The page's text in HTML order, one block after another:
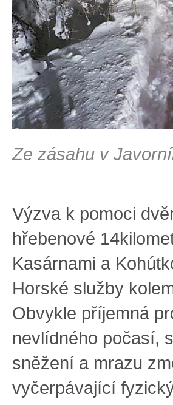
Ze zásahu v
Výzva k pomoci
hřebenové
Kasárnami a
Horské služby
Obvykle příjemná
nevlídného počasí,
sněžení a mrazu
vyčerpávající